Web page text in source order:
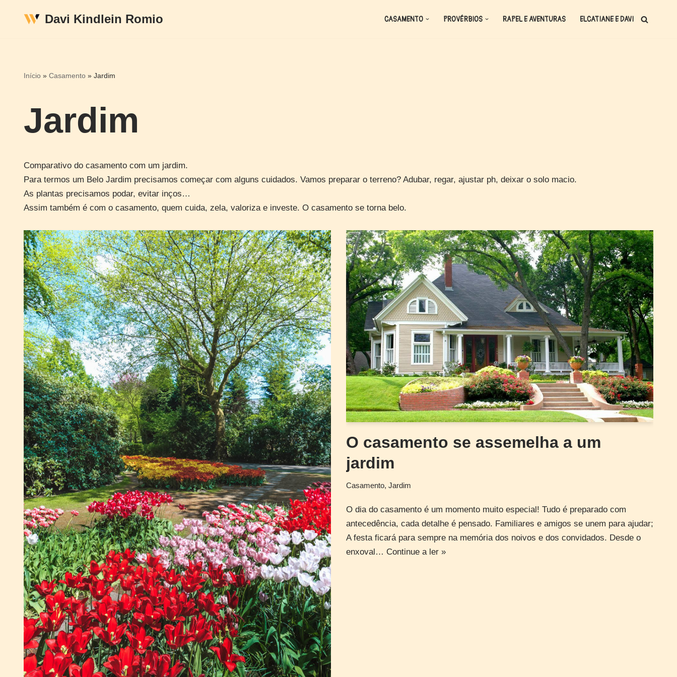
Davi Kindlein Romio CASAMENTO PROVÉRBIOS RAPEL E AVENTURAS ELCATIANE E DAVI
Início » Casamento » Jardim
Jardim
Comparativo do casamento com um jardim.
Para termos um Belo Jardim precisamos começar com alguns cuidados. Vamos preparar o terreno? Adubar, regar, ajustar ph, deixar o solo macio.
As plantas precisamos podar, evitar inços…
Assim também é com o casamento, quem cuida, zela, valoriza e investe. O casamento se torna belo.
O casamento se assemelha a um
jardim
Casamento, Jardim
O dia do casamento é um momento muito especial! Tudo é preparado com
antecedência, cada detalhe é pensado. Familiares e amigos se unem para ajudar;
A festa ficará para sempre na memória dos noivos e dos convidados. Desde o
enxoval… Continue a ler »